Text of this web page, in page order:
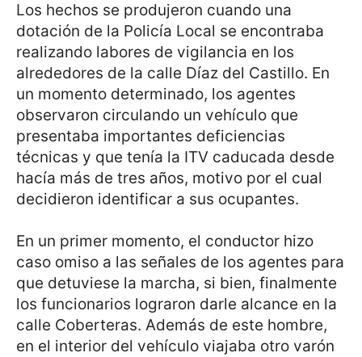
Los hechos se produjeron cuando una
dotación de la Policía Local se encontraba
realizando labores de vigilancia en los
alrededores de la calle Díaz del Castillo. En
un momento determinado, los agentes
observaron circulando un vehículo que
presentaba importantes deficiencias
técnicas y que tenía la ITV caducada desde
hacía más de tres años, motivo por el cual
decidieron identificar a sus ocupantes.
En un primer momento, el conductor hizo
caso omiso a las señales de los agentes para
que detuviese la marcha, si bien, finalmente
los funcionarios lograron darle alcance en la
calle Coberteras. Además de este hombre,
en el interior del vehículo viajaba otro varón